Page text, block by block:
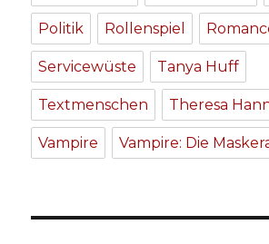
Politik Rollenspiel
Servicewüste Tanya Huff
Textmenschen Theresa
Vampire Vampire: Die